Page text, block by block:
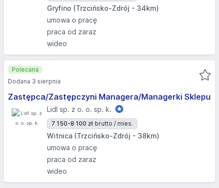
Gryfino (Trzcińsko-Zdrój - 34km)
umowa o pracę
praca od zaraz
wideo
Zastępca/Zastępczyni Managera/Managerki Sklepu
Lidl sp. z o. o. sp. k.
7 150-8 100 zł brutto / mies.
Witnica (Trzcińsko-Zdrój - 38km)
umowa o pracę
praca od zaraz
wideo
Polecana
Dodana 3 sierpnia